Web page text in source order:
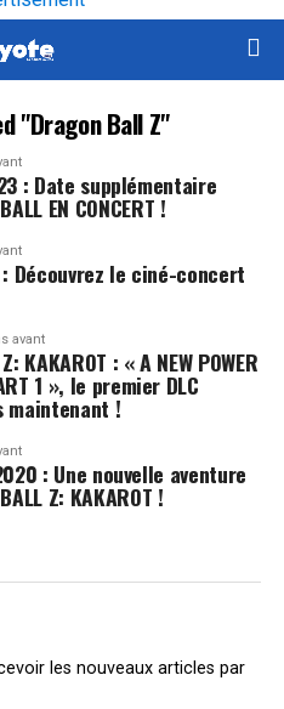
"Dragon Ball Z"
: Date supplémentaire
EN CONCERT !
: Découvrez le ciné-concert
avant
KAKAROT : « A NEW POWER
1 », le premier DLC
maintenant !
: Une nouvelle aventure
Z: KAKAROT !
les nouveaux articles par